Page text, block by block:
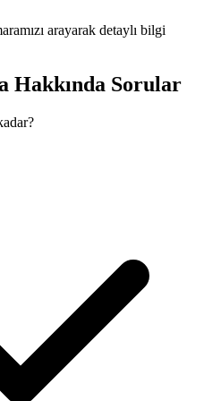
arayarak detaylı bilgi
Hakkında Sorular